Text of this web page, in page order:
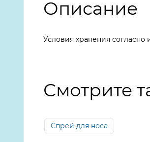
Описание
Условия хранения
Смотрите
Спрей для носа